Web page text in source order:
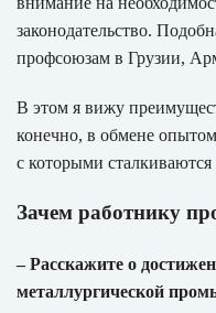
законодательство.
профсоюзам в Грузии,
В этом я вижу
конечно, в обмене
с которыми
Зачем работнику
– Расскажите о
металлургической